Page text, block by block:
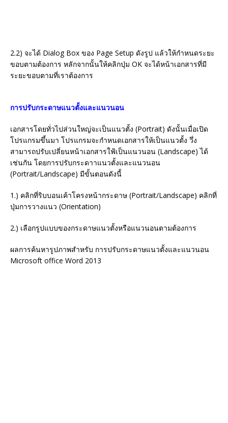
2.2) จะได้ Dialog Box ของ Page Setup ดังรูป แล้วให้กำหนดระยะ
ขอบตามต้องการ หลักจากนั้นให้คลิกปุ่ม OK จะได้หน้าเอกสารที่มี
ระยะขอบตามที่เราต้องการ
การปรับกระดาษแนวตั้งและแนวนอน
เอกสารโดยทั่วไปส่วนใหญ่จะเป็นแนวตั้ง (Portrait) ดังนั้นเมื่อเปิด
โปรแกรมขึ้นมา โปรแกรมจะกำหนดเอกสารให้เป็นแนวตั้ง วึ่ง
สามารถปรับเปลี่ยนหน้าเอกสารใฟ้เป็นแนวนอน (Landscape) ได้
เช่นกัน โดยการปรับกระดาาแนวตั้งและแนวนอน
(Portrait/Landscape) มีขั้นตอนดังนี้
1.) คลิกที่ริบบอนเค้าโครงหน้ากระดาษ (Portrait/Landscape) คลิกที่
ปุ่มการวางแนว (Orientation)
2.) เลือกรูปแบบของกระดาษแนวตั้งหรือแนวนอนตามต้องการ
ผลการค้นหารูปภาพสำหรับ การปรับกระดาษแนวตั้งและแนวนอน
Microsoft office Word 2013